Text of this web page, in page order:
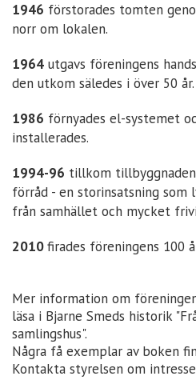
1946 förstorades tomten
norr om lokalen.
1964 utgavs föreningens
den utkom säledes i över 50 år.
1986 förnyades el-systemet
installerades.
1994-96 tillkom
förråd - en storinsatsning som
från samhället och mycket
2010firades föreningens 100
Mer information om
läsa i Bjarne Smeds historik
samlingshus".
Några få exemplar av boken
Kontakta styrelsen om